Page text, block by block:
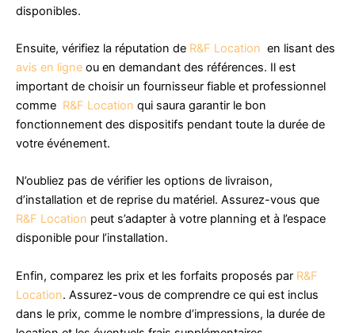
disponibles.
Ensuite, vérifiez la réputation de R&F Location en lisant des
avis en ligne ou en demandant des références. Il est
important de choisir un fournisseur fiable et professionnel
comme R&F Location qui saura garantir le bon
fonctionnement des dispositifs pendant toute la durée de
votre événement.
N’oubliez pas de vérifier les options de livraison,
d’installation et de reprise du matériel. Assurez-vous que
R&F Location peut s’adapter à votre planning et à l’espace
disponible pour l’installation.
Enfin, comparez les prix et les forfaits proposés par R&F
Location. Assurez-vous de comprendre ce qui est inclus
dans le prix, comme le nombre d’impressions, la durée de